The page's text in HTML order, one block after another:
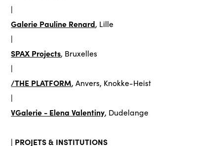
|
Galerie Pauline Renard, Lille
|
SPAX Projects, Bruxelles
|
/THE PLATFORM, Anvers, Knokke-Heist
|
VGalerie - Elena Valentiny, Dudelange
| PROJETS & INSTITUTIONS